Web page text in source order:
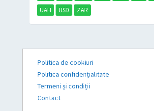
UAH
USD ZAR
Politica de cookiuri
Politica confidențialitate
Termeni și condiții
Contact